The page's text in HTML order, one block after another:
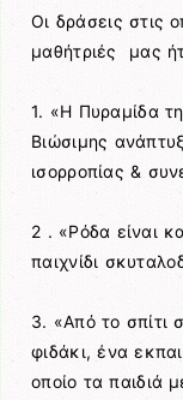
Οι δράσεις στις
μαθήτριές μας
1. «Η Πυραμίδα
Βιώσιμης
ισορροπίας &
2 . «Ρόδα είναι
παιχνίδι
3. «Από το σπίτι
φιδάκι, ένα
οποίο τα παιδιά